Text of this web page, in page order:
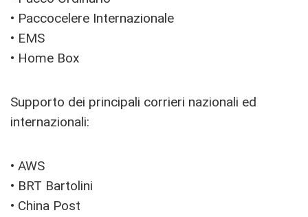
• Paccocelere Internazionale
• EMS
• Home Box
Supporto dei principali corrieri nazionali ed
internazionali:
• AWS
• BRT Bartolini
• China Post